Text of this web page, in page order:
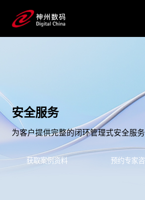
安全服务
为客户提供完整的闭环管理式安全服务
获取案例资料 预约专家